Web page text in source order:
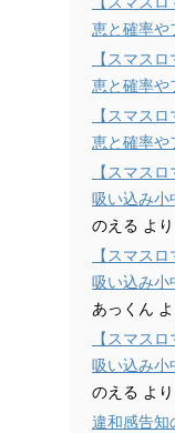
恵と確率や
【スマス
恵と確率や
【スマス
恵と確率や
【スマス
吸い込み小
のえる より
【スマス
吸い込み小
あっくん
【スマス
吸い込み小
のえる より
違和感告知